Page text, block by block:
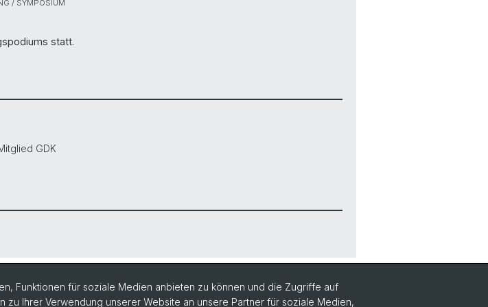
/ SYMPOSIUM
statt.
GDK
Funktionen für soziale Medien anbieten zu können und die Zugriffe auf
Ihrer Verwendung unserer Website an unsere Partner für soziale Medien,